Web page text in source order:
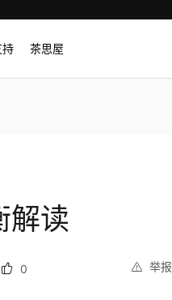
持 茶思屋
读
举报
0